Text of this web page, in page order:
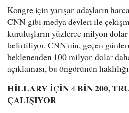
Kongre için yarışan adayların
CNN gibi medya devleri ile
kuruluşların yüzlerce milyon dolar
belirtiliyor. CNN'nin, geçen
beklenenden 100 milyon dolar
açıklaması, bu öngörünün
HİLLARY İÇİN 4 BİN 200,
ÇALIŞIYOR